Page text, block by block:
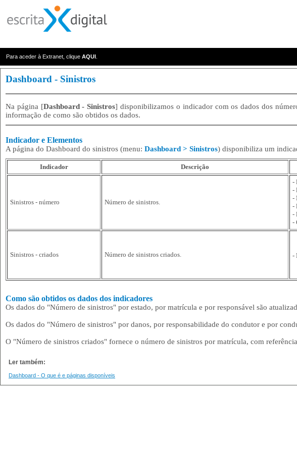
Para aceder à Extranet, clique AQUI
Dashboard - Sinistros
Na página [Dashboard - Sinistros] disponibilizamos o indicador com os dados dos
informação de como são obtidos os dados.
Indicador e Elementos
A página do Dashboard do sinistros (menu: Dashboard > Sinistros) disponibiliza um
Indicador Descrição
Sinistros - número Número de sinistros.
-
-
-
-
-
-
Sinistros - criados Número de sinistros criados. -
Como são obtidos os dados dos indicadores
Os dados do "Número de sinistros" por estado, por matrícula e por responsável são
Os dados do "Número de sinistros" por danos, por responsabilidade do condutor e por
O "Número de sinistros criados" fornece o número de sinistros por matrícula, com
Ler também:
Dashboard - O que é e páginas disponíveis